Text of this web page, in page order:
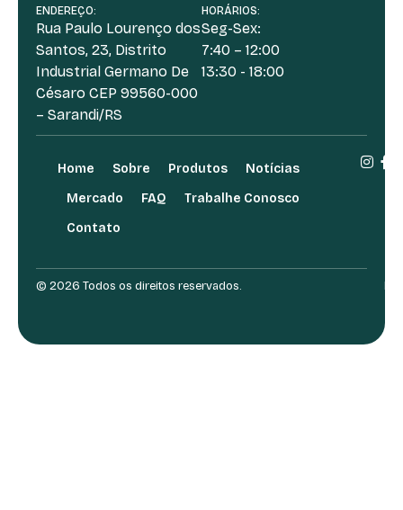
ENDEREÇO:
Rua Paulo Lourenço dos
Santos, 23, Distrito
Industrial Germano De
Césaro CEP 99560-000
– Sarandi/RS
HORÁRIOS:
Seg-Sex:
7:40 – 12:00
13:30 - 18:00
Home Sobre Produtos
Notícias
Mercado
FAQ
Trabalhe Conosco
Contato
© 2026 Todos os direitos reservados.